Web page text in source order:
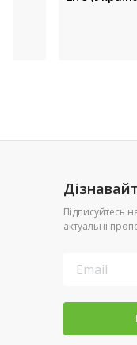
Підписуйтесь
актуальні